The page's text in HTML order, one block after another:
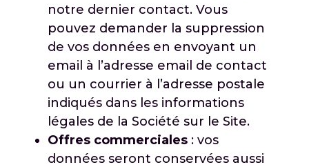
notre dernier contact. Vous
pouvez demander la suppression
de vos données en envoyant un
email à l’adresse email de contact
ou un courrier à l’adresse postale
indiqués dans les informations
légales de la Société sur le Site.
Offres commerciales: vos
données seront conservées aussi